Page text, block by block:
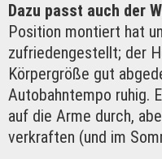
Dazu passt auch der
Position montiert hat
zufriedengestellt; der
Körpergröße gut
Autobahntempo ruhig.
auf die Arme durch,
verkraften (und im